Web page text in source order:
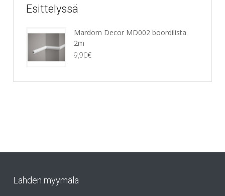
Esittelyssä
Mardom Decor MD002 boordilista
2m
9,90€
Lahden myymälä